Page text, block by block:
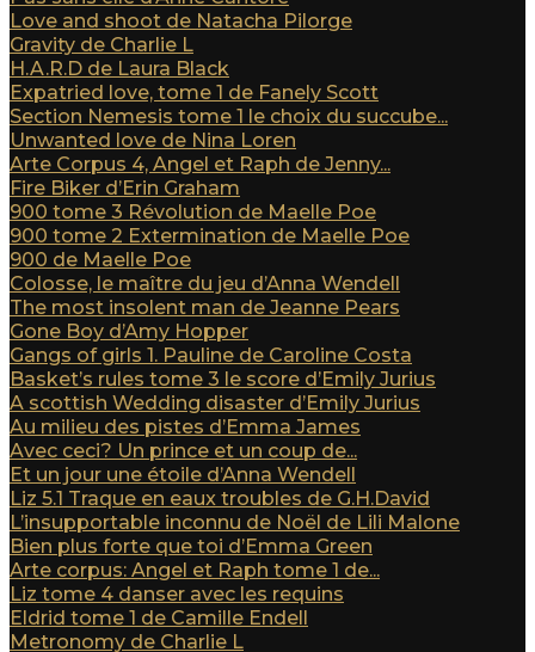
Love and shoot de Natacha Pilorge
Gravity de Charlie L
H.A.R.D de Laura Black
Expatried love, tome 1 de Fanely Scott
Section Nemesis tome 1 le choix du succube...
Unwanted love de Nina Loren
Arte Corpus 4, Angel et Raph de Jenny...
Fire Biker d’Erin Graham
900 tome 3 Révolution de Maelle Poe
900 tome 2 Extermination de Maelle Poe
900 de Maelle Poe
Colosse, le maître du jeu d’Anna Wendell
The most insolent man de Jeanne Pears
Gone Boy d’Amy Hopper
Gangs of girls 1. Pauline de Caroline Costa
Basket’s rules tome 3 le score d’Emily Jurius
A scottish Wedding disaster d’Emily Jurius
Au milieu des pistes d’Emma James
Avec ceci? Un prince et un coup de...
Et un jour une étoile d’Anna Wendell
Liz 5.1 Traque en eaux troubles de G.H.David
L’insupportable inconnu de Noël de Lili Malone
Bien plus forte que toi d’Emma Green
Arte corpus: Angel et Raph tome 1 de...
Liz tome 4 danser avec les requins
Eldrid tome 1 de Camille Endell
Metronomy de Charlie L